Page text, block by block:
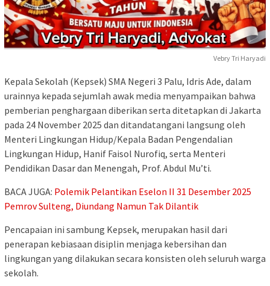
Vebry Tri Haryadi
Kepala Sekolah (Kepsek) SMA Negeri 3 Palu, Idris Ade, dalam
urainnya kepada sejumlah awak media menyampaikan bahwa
pemberian penghargaan diberikan serta ditetapkan di Jakarta
pada 24 November 2025 dan ditandatangani langsung oleh
Menteri Lingkungan Hidup/Kepala Badan Pengendalian
Lingkungan Hidup, Hanif Faisol Nurofiq, serta Menteri
Pendidikan Dasar dan Menengah, Prof. Abdul Mu’ti.
BACA JUGA: Polemik Pelantikan Eselon II 31 Desember 2025
Pemrov Sulteng, Diundang Namun Tak Dilantik
Pencapaian ini sambung Kepsek, merupakan hasil dari
penerapan kebiasaan disiplin menjaga kebersihan dan
lingkungan yang dilakukan secara konsisten oleh seluruh warga
sekolah.